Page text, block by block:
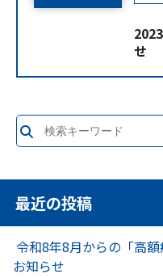
せ
最近の投稿
令和8年8月からの「高
お知らせ